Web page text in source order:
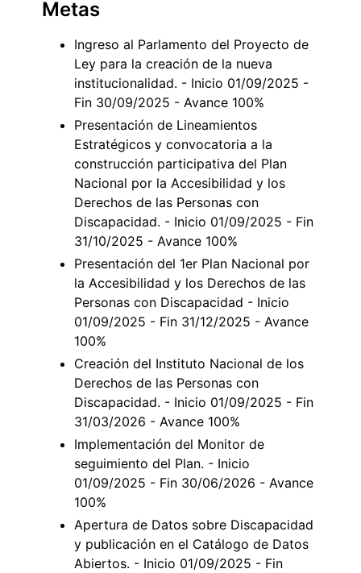
Metas
Ingreso al Parlamento del Proyecto de
Ley para la creación de la nueva
institucionalidad. - Inicio 01/09/2025 -
Fin 30/09/2025 - Avance 100%
Presentación de Lineamientos
Estratégicos y convocatoria a la
construcción participativa del Plan
Nacional por la Accesibilidad y los
Derechos de las Personas con
Discapacidad. - Inicio 01/09/2025 - Fin
31/10/2025 - Avance 100%
Presentación del 1er Plan Nacional por
la Accesibilidad y los Derechos de las
Personas con Discapacidad - Inicio
01/09/2025 - Fin 31/12/2025 - Avance
100%
Creación del Instituto Nacional de los
Derechos de las Personas con
Discapacidad. - Inicio 01/09/2025 - Fin
31/03/2026 - Avance 100%
Implementación del Monitor de
seguimiento del Plan. - Inicio
01/09/2025 - Fin 30/06/2026 - Avance
100%
Apertura de Datos sobre Discapacidad
y publicación en el Catálogo de Datos
Abiertos. - Inicio 01/09/2025 - Fin